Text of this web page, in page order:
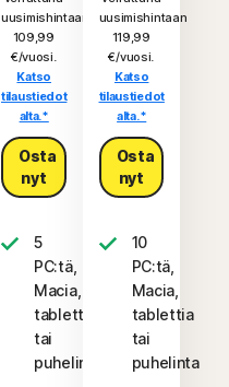
uusimishintaan
109,99
€/vuosi.
Katso
tilaustiedot
alta.*
Osta
nyt
5
PC:tä,
Macia,
tablettia
tai
puhelinta
uusimishintaan
119,99
€/vuosi.
Katso
tilaustiedot
alta.*
Osta
nyt
10
PC:tä,
Macia,
tablettia
tai
puhelinta